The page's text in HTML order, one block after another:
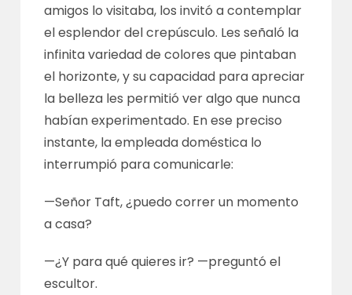
amigos lo visitaba, los invitó a contemplar
el esplendor del crepúsculo. Les señaló la
infinita variedad de colores que pintaban
el horizonte, y su capacidad para apreciar
la belleza les permitió ver algo que nunca
habían experimentado. En ese preciso
instante, la empleada doméstica lo
interrumpió para comunicarle:
—Señor Taft, ¿puedo correr un momento
a casa?
—¿Y para qué quieres ir? —preguntó el
escultor.